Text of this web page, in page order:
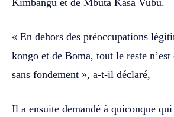
« En dehors des préoccupations
kongo et de Boma, tout le reste n’est
sans fondement », a-t-il déclaré,
Il a ensuite demandé à quiconque